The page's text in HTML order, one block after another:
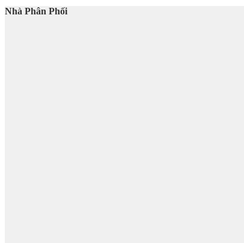
Nhà Phân Phối